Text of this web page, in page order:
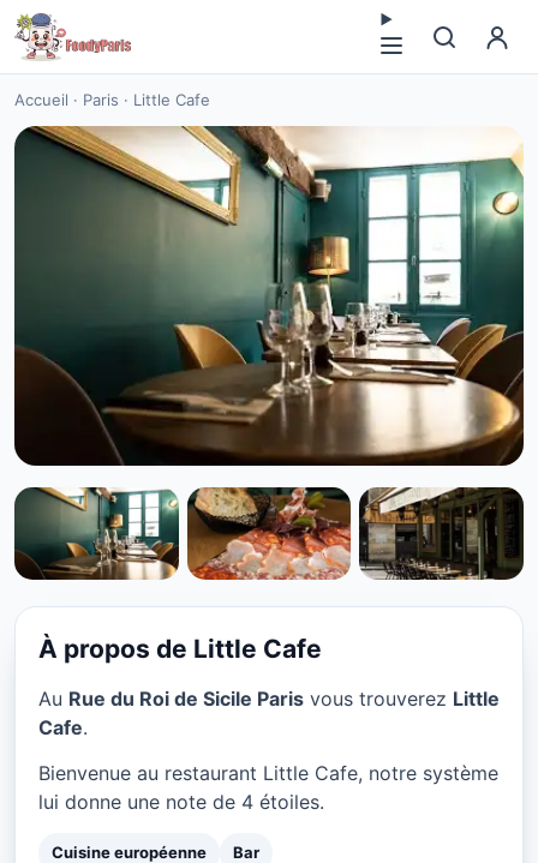
Accueil · Paris · Little Cafe
CUISINE EUROPÉENNE
Little Cafe à Paris
★ 4/5
À propos de Little Cafe
Au Rue du Roi de Sicile Paris vous trouverez Little
Cafe.
Bienvenue au restaurant Little Cafe, notre système
lui donne une note de 4 étoiles.
Cuisine européenne Bar